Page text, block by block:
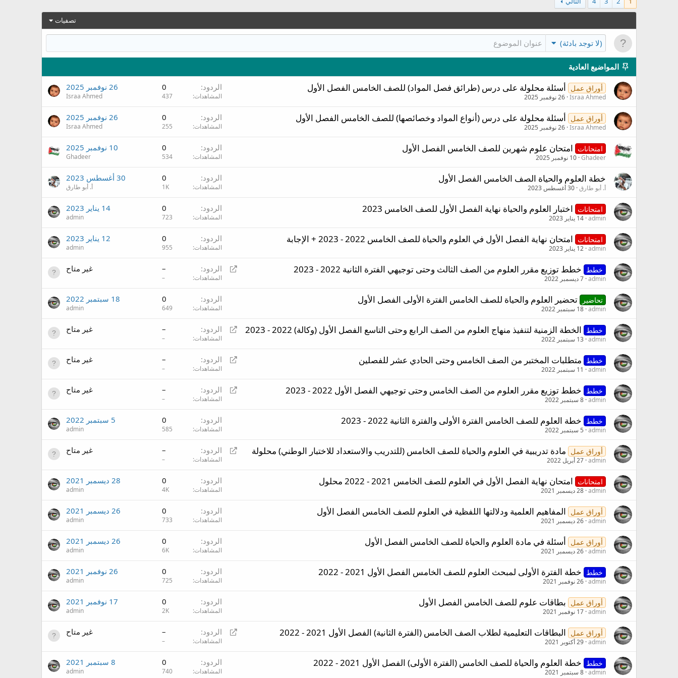
تصفيات
(لا توجد بادئة)
المواضيع العادية
أوراق عمل أسئلة محلولة على درس (طرائق فصل المواد) للصف الخامس الفصل الأول
Israa Ahmed 26 نوفمبر 2025
الردود 0
المشاهدات 437
26 نوفمبر 2025
Israa Ahmed
أوراق عمل أسئلة محلولة على درس (أنواع المواد وخصائصها) للصف الخامس الفصل الأول
Israa Ahmed 26 نوفمبر 2025
الردود 0
المشاهدات 255
26 نوفمبر 2025
Israa Ahmed
امتحانات امتحان علوم شهرين للصف الخامس الفصل الأول
Ghadeer 10 نوفمبر 2025
الردود 0
المشاهدات 534
10 نوفمبر 2025
Ghadeer
خطة العلوم والحياة الصف الخامس الفصل الأول
أ. أبو طارق 30 أغسطس 2023
الردود 0
المشاهدات 1K
30 أغسطس 2023
أ. أبو طارق
امتحانات اختبار العلوم والحياة نهاية الفصل الأول للصف الخامس 2023
admin 14 يناير 2023
الردود 0
المشاهدات 723
14 يناير 2023
admin
امتحانات امتحان نهاية الفصل الأول في العلوم والحياة للصف الخامس 2022 - 2023 + الإجابة
admin 12 يناير 2023
الردود 0
المشاهدات 955
12 يناير 2023
admin
إ
و
ه
خطط خطط توزيع مقرر العلوم من الصف الثالث وحتى توجيهي الفترة الثانية 2022 - 2023
admin 7 ديسمبر 2022
الردود –
المشاهدات –
غير متاح
تحاضير تحضير العلوم والحياة للصف الخامس الفترة الأولى الفصل الأول
admin 18 سبتمبر 2022
الردود 0
المشاهدات 649
18 سبتمبر 2022
admin
إ
د
و
خطط الخطة الزمنية لتنفيذ منهاج العلوم من الصف الرابع وحتى التاسع الفصل الأول (وكالة) 2022 - 2023
admin 13 سبتمبر 2022
الردود –
المشاهدات –
غير متاح
إ
د
ه
خطط متطلبات المختبر من الصف الخامس وحتى الحادي عشر للفصلين
admin 11 سبتمبر 2022
الردود –
المشاهدات –
غير متاح
إ
و
خطط خطط توزيع مقرر العلوم من الصف الخامس وحتى توجيهي الفصل الأول 2022 - 2023
admin 8 سبتمبر 2022
الردود –
المشاهدات –
غير متاح
خطط خطة العلوم للصف الخامس الفترة الأولى والفترة الثانية 2022 - 2023
admin 5 سبتمبر 2022
الردود 0
المشاهدات 585
5 سبتمبر 2022
admin
إ
أوراق عمل مادة تدريبية في العلوم والحياة للصف الخامس (للتدريب والاستعداد للاختبار الوطني) محلولة
admin 27 أبريل 2022
الردود –
المشاهدات –
غير متاح
امتحانات امتحان نهاية الفصل الأول في العلوم للصف الخامس 2021 - 2022 محلول
admin 28 ديسمبر 2021
الردود 0
المشاهدات 4K
28 ديسمبر 2021
admin
أوراق عمل المفاهيم العلمية ودلالتها اللفظية في العلوم للصف الخامس الفصل الأول
admin 26 ديسمبر 2021
الردود 0
المشاهدات 733
26 ديسمبر 2021
admin
أوراق عمل أسئلة في مادة العلوم والحياة للصف الخامس الفصل الأول
admin 26 ديسمبر 2021
الردود 0
المشاهدات 6K
26 ديسمبر 2021
admin
خطط خطة الفترة الأولى لمبحث العلوم للصف الخامس الفصل الأول 2021 - 2022
admin 26 نوفمبر 2021
الردود 0
المشاهدات 725
26 نوفمبر 2021
admin
أوراق عمل بطاقات علوم للصف الخامس الفصل الأول
admin 17 نوفمبر 2021
الردود 0
المشاهدات 2K
17 نوفمبر 2021
admin
إ
أوراق عمل البطاقات التعليمية لطلاب الصف الخامس (الفترة الثانية) الفصل الأول 2021 - 2022
admin 29 أكتوبر 2021
الردود –
المشاهدات –
غير متاح
خطط خطة العلوم والحياة للصف الخامس (الفترة الأولى) الفصل الأول 2021 - 2022
admin 8 سبتمبر 2021
الردود 0
المشاهدات 740
8 سبتمبر 2021
admin